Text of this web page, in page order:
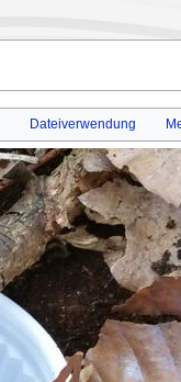
Dateiverwendung